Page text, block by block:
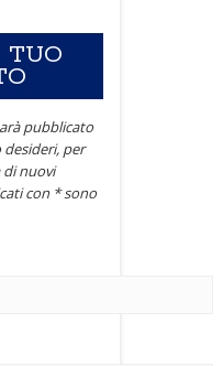
TUO
pubblicato
desideri, per
di nuovi
con * sono